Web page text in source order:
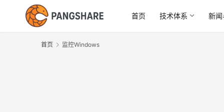
首页 技术体系 新闻
首页 监控Windows